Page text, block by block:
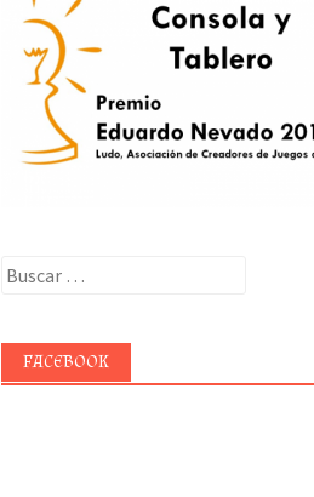
Buscar:
FACEBOOK